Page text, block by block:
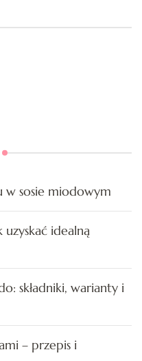
w sosie miodowym
idealną
składniki, warianty i
– przepis i